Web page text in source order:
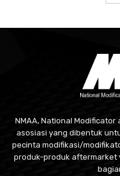
NMAA, National
asosiasi yang dibentuk
pecinta modifikasi/
produk-produk aftermarket